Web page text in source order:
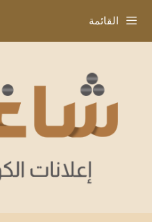
إلى
المحتوى
القائمة